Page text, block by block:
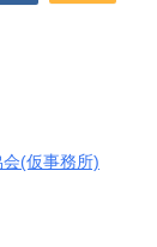
(仮事務所)